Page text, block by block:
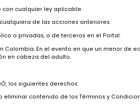
los términos y condiciones de este,
que hubiere lugar:
nocivo, abusivo, difamatorio,
el uso o la reproducción de
electrónico, red informática u ordenador.